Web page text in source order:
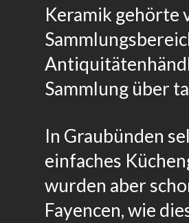
Keramik gehörte
Sammlung über
In Graubünden
einfaches
wurden aber
Fayencen, wie